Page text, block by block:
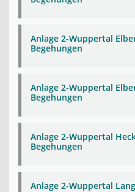
Anlage 2-Wuppertal
Begehungen
Anlage 2-Wuppertal
Begehungen
Anlage 2-Wuppertal
Begehungen
Anlage 2-Wuppertal